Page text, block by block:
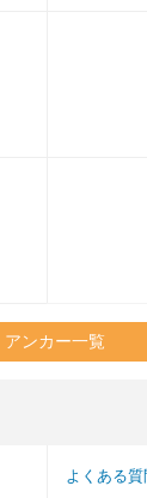
アンカー一覧
よくある質